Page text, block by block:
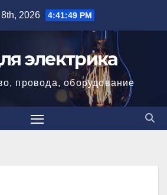
2026 4:41:50 PM
электрика
провода, оборудование